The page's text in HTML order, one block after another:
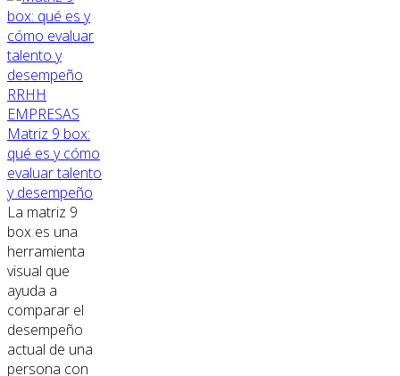
RRHH
EMPRESAS
Matriz 9 box:
qué es y cómo
evaluar talento
y desempeño
La matriz 9
box es una
herramienta
visual que
ayuda a
comparar el
desempeño
actual de una
persona con